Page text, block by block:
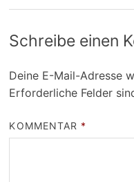
Schreibe einen
Deine E-Mail-Adresse
Erforderliche Felder
KOMMENTAR *